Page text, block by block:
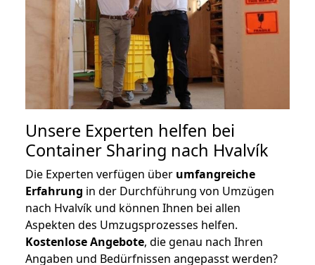
Unsere Experten helfen bei
Container Sharing nach Hvalvík
Die Experten verfügen über umfangreiche
Erfahrung in der Durchführung von Umzügen
nach Hvalvík und können Ihnen bei allen
Aspekten des Umzugsprozesses helfen.
Kostenlose Angebote, die genau nach Ihren
Angaben und Bedürfnissen angepasst werden?